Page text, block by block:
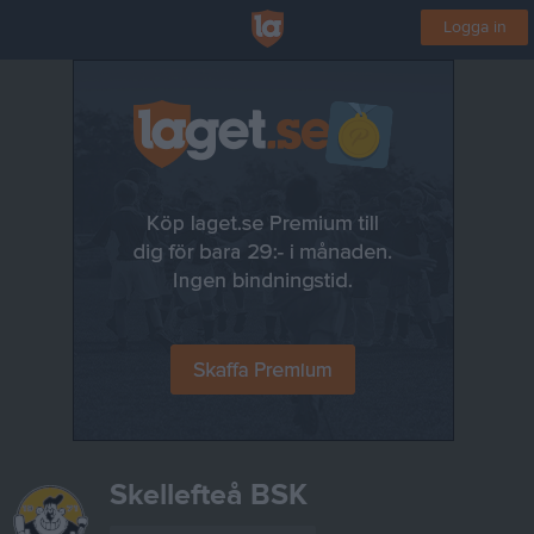
Logga in
Skellefteå BSK